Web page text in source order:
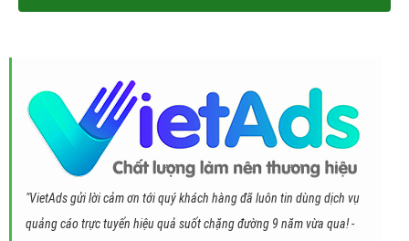
"VietAds gửi lời cảm ơn tới quý khách hàng đã luôn tin dùng dịch vụ
quảng cáo trực tuyến hiệu quả suốt chặng đường 9 năm vừa qua! -